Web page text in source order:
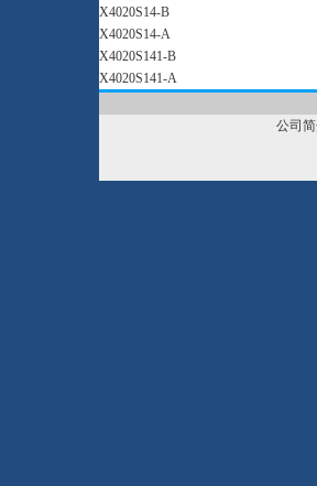
X4020S14-B
X4020S14-A
X4020S141-B
X4020S141-A
公司